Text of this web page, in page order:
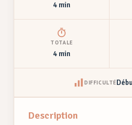
4 min
TOTALE
4 min
DIFFICULTÉ
Description